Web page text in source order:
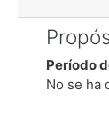
Período
No se ha